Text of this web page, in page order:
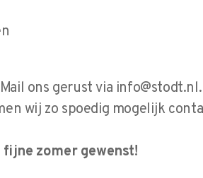
cursus
en theoretisch
en met de voor
ons gerust via info@stodt.nl.
wij zo spoedig mogelijk
zomer gewenst!